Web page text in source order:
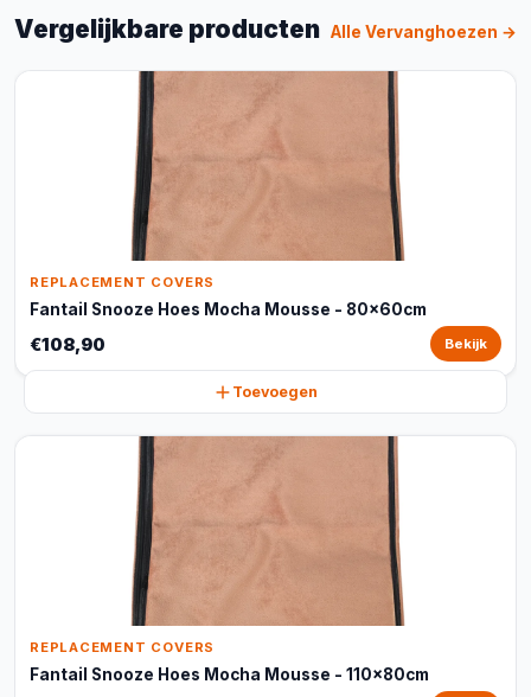
Vergelijkbare producten Alle Vervanghoezen →
REPLACEMENT COVERS
Fantail Snooze Hoes Mocha Mousse - 80x60cm
€108,90 Bekijk
Toevoegen
REPLACEMENT COVERS
Fantail Snooze Hoes Mocha Mousse - 110x80cm